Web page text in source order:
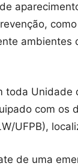
toda Unidade
com
UFPB),
de uma